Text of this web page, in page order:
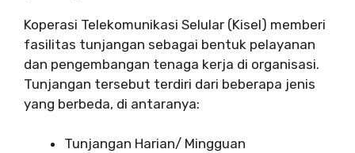
Koperasi Telekomunikasi Selular (Kisel) memberi
fasilitas tunjangan sebagai bentuk pelayanan
dan pengembangan tenaga kerja di organisasi.
Tunjangan tersebut terdiri dari beberapa jenis
yang berbeda, di antaranya:
Tunjangan Harian/ Mingguan